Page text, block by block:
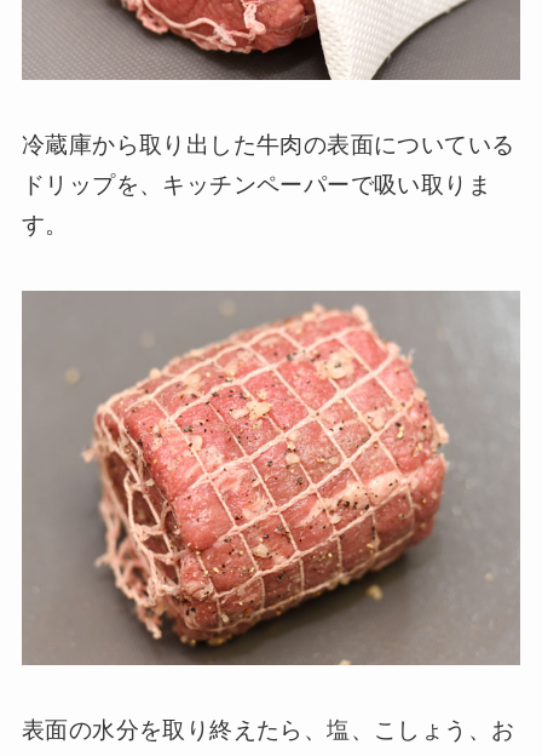
冷蔵庫から取り出した牛肉の表面についている
ドリップを、キッチンペーパーで吸い取りま
す。
表面の水分を取り終えたら、塩、こしょう、お